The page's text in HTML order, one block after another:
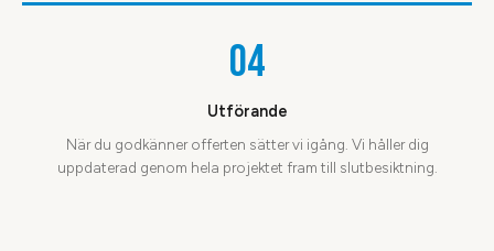
04
Utförande
När du godkänner offerten sätter vi igång. Vi håller dig
uppdaterad genom hela projektet fram till slutbesiktning.